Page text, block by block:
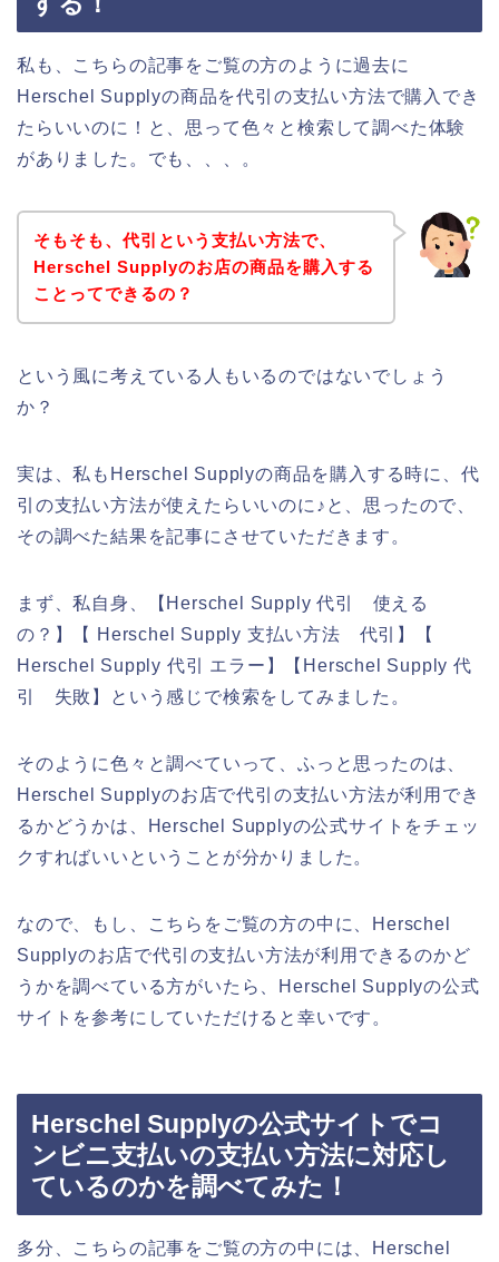
私も、こちらの記事をご覧の方のように過去に
Herschel Supplyの商品を代引の支払い方法で購入でき
たらいいのに！と、思って色々と検索して調べた体験
がありました。でも、、、。
そもそも、代引という支払い方法で、
Herschel Supplyのお店の商品を購入する
ことってできるの？
という風に考えている人もいるのではないでしょう
か？
実は、私もHerschel Supplyの商品を購入する時に、代
引の支払い方法が使えたらいいのに♪と、思ったので、
その調べた結果を記事にさせていただきます。
まず、私自身、【Herschel Supply 代引 使える
の？】【 Herschel Supply 支払い方法 代引】【
Herschel Supply 代引 エラー】【Herschel Supply 代
引 失敗】という感じで検索をしてみました。
そのように色々と調べていって、ふっと思ったのは、
Herschel Supplyのお店で代引の支払い方法が利用でき
るかどうかは、Herschel Supplyの公式サイトをチェッ
クすればいいということが分かりました。
なので、もし、こちらをご覧の方の中に、Herschel
Supplyのお店で代引の支払い方法が利用できるのかど
うかを調べている方がいたら、Herschel Supplyの公式
サイトを参考にしていただけると幸いです。
Herschel Supplyの公式サイトでコ
ンビニ支払いの支払い方法に対応し
ているのかを調べてみた！
多分、こちらの記事をご覧の方の中には、Herschel